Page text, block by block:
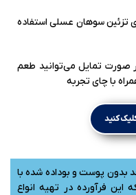
تزئین سوهان عسلی استفاده
صورت تمایل می‌توانید طعم
با چای تجربه
کنید
بدون پوست و بوداده شده با
فرآورده در تهیه انواع